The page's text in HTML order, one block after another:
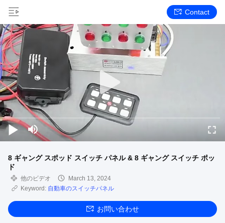
Contact
8 ギャング スポッド スイッチ パネル & 8 ギャング スイッチ ポッ
ド
他のビデオ
March 13, 2024
Keyword: 自動車のスイッチパネル
お問い合わせ